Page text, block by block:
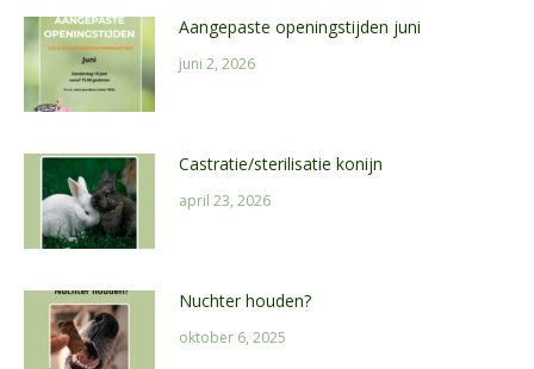
Aangepaste openingstijden juni
juni 2, 2026
Castratie/sterilisatie konijn
april 23, 2026
Nuchter houden?
oktober 6, 2025